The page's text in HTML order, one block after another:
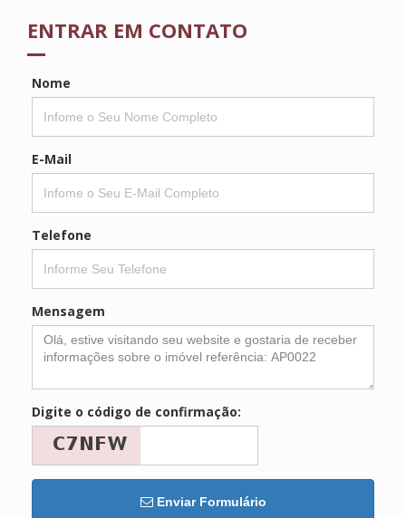
ENTRAR EM CONTATO
Nome
E-Mail
Telefone
Mensagem
Digite o código de confirmação:
Enviar Formulário